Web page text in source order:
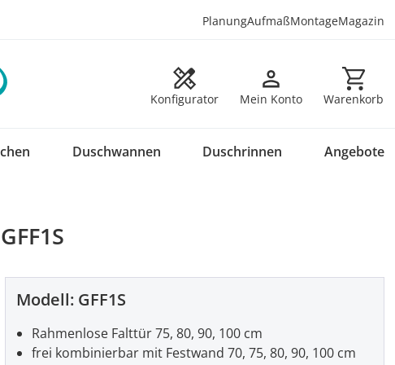
PlanungAufmaßMontageMagazin
Konfigurator Mein Konto Warenkorb
Warenkorb
Duschwannen Duschrinnen Angebote
Modell: GFF1S
Rahmenlose Falttür 75, 80, 90, 100 cm
frei kombinierbar mit Festwand 70, 75, 80, 90, 100 cm